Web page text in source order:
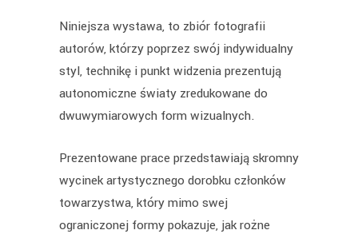
Niniejsza wystawa, to zbiór fotografii
autorów, którzy poprzez swój indywidualny
styl, technikę i punkt widzenia prezentują
autonomiczne światy zredukowane do
dwuwymiarowych form wizualnych.
Prezentowane prace przedstawiają skromny
wycinek artystycznego dorobku członków
towarzystwa, który mimo swej
ograniczonej formy pokazuje, jak rożne